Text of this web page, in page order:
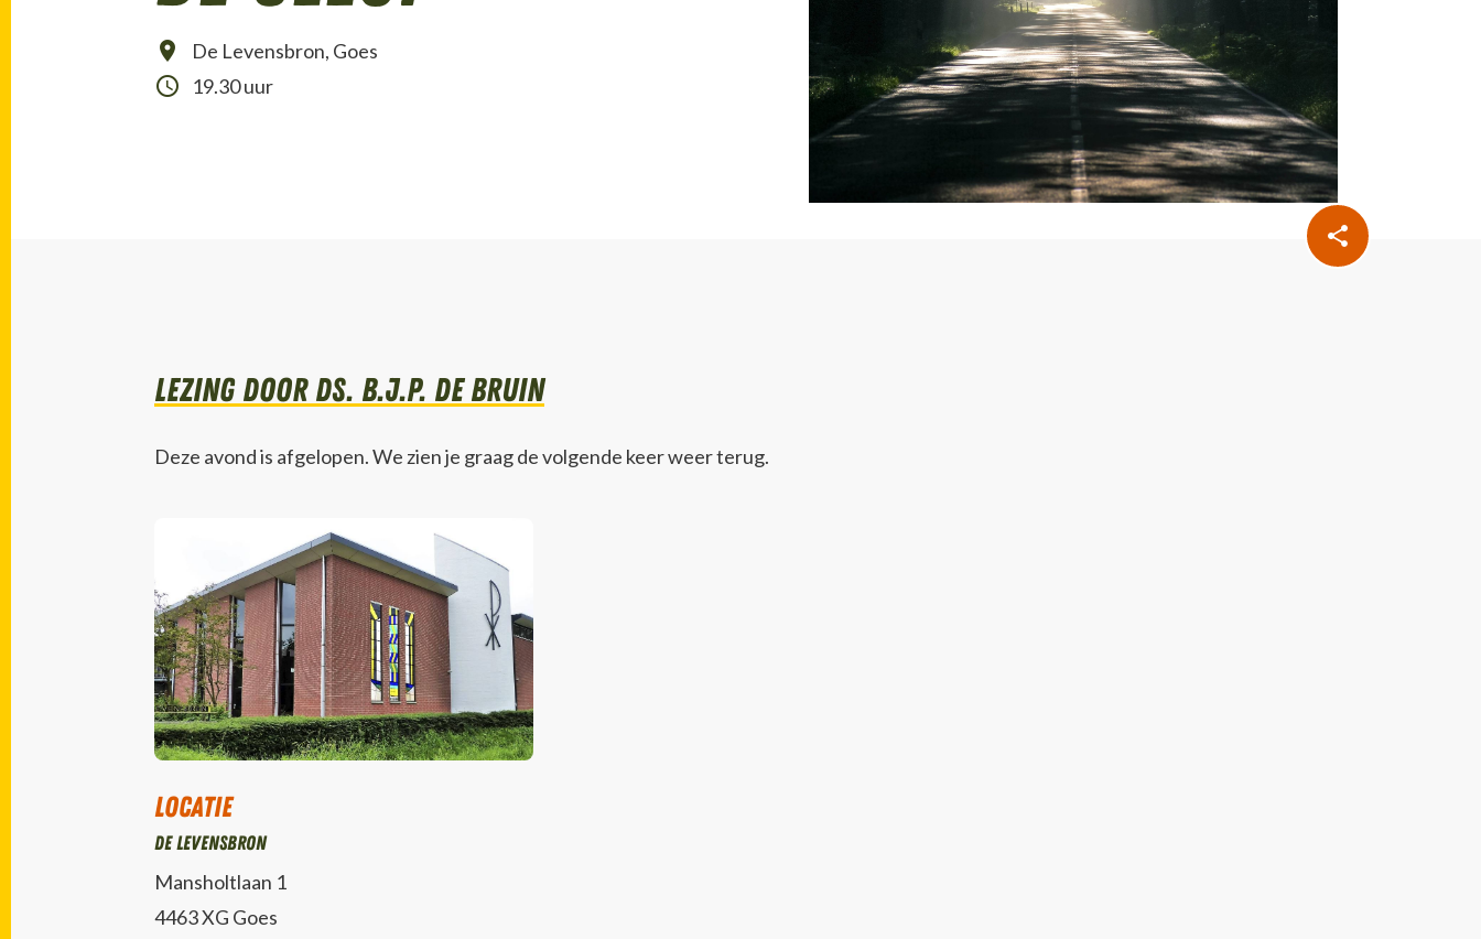
De Levensbron, Goes
19.30 uur
lezing door Ds. B.J.P. de Bruin
Deze avond is afgelopen. We zien je graag de volgende keer weer terug.
Locatie
De Levensbron
Mansholtlaan 1
4463 XG Goes